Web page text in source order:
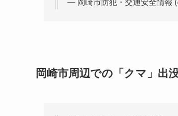
— 岡崎市防犯・交通安全情報
岡崎市周辺での「クマ」出